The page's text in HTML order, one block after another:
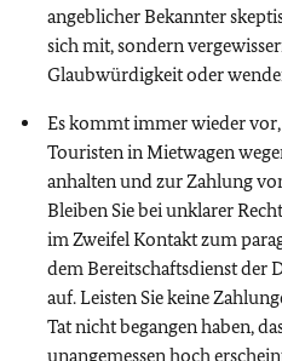
angeblicher Bekannter
sich mit, sondern
Glaubwürdigkeit oder
Es kommt immer wieder vor,
Touristen in Mietwagen
anhalten und zur Zahlung
Bleiben Sie bei unklarer
im Zweifel Kontakt zum
dem Bereitschaftsdienst der
auf. Leisten Sie keine
Tat nicht begangen haben,
unangemessen hoch